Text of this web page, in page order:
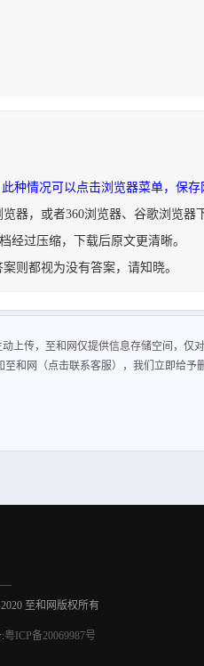
种情况可以点击浏览器菜单，保存
器，或者360浏览器、谷歌浏览器
经过压缩，下载后原文更清晰。
则都视为没有答案，请知晓。
动上传，至和网仅提供信息存储空间，仅
和网（点击联系客服），我们立即给予删
至和网版权所有
粤ICP备20069987号